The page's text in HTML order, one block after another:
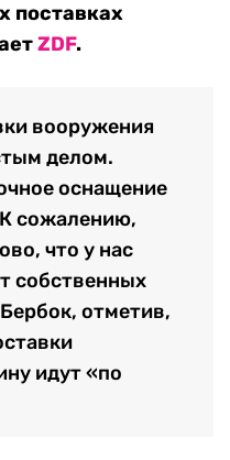
поставках
ZDF.
вооружения
делом.
оснащение
сожалению,
что у нас
собственных
отметив,
идут «по